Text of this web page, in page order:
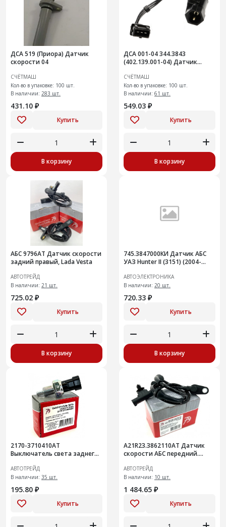
ДСА 519 (Приора) Датчик
скорости 04
СЧЁТМАШ
Кол-во в упаковке: 100 шт.
В наличии: 283 шт.
431.10 ₽
Купить
В корзину
ДСА 001-04 344.3843
(402.139.001-04) Датчик
СЧЁТМАШ
Кол-во в упаковке: 100 шт.
В наличии: 61 шт.
549.03 ₽
Купить
В корзину
АБС 9796АТ Датчик скорости
задний правый, Lada Vesta
АВТОТРЕЙД
В наличии: 21 шт.
725.02 ₽
Купить
В корзину
745.3847000КИ Датчик АБС
УАЗ Hunter II (3151) (2004-
АВТОЭЛЕКТРОНИКА
В наличии: 20 шт.
720.33 ₽
Купить
В корзину
2170-3710410АТ
Выключатель света заднего
1332.3768
АВТОТРЕЙД
В наличии: 35 шт.
195.80 ₽
Купить
A21R23.3862110AT Датчик
скорости АБС передний.
правый/левый
АВТОТРЕЙД
В наличии: 10 шт.
1 484.65 ₽
Купить